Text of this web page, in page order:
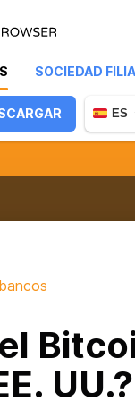
SOCIEDAD
ES
UU.?